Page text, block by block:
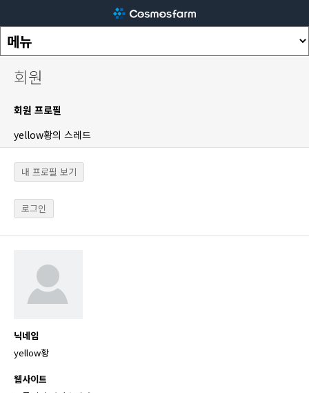
회원
회원 프로필
yellow황의 스레드
내 프로필 보기
로그인
닉네임
yellow황
웹사이트